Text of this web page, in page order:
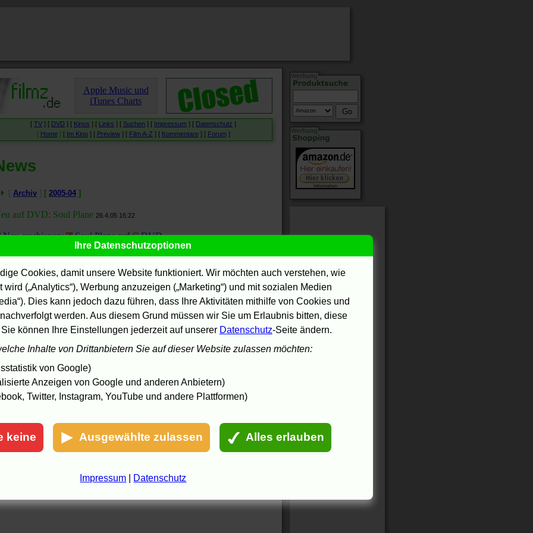
Apple Music und
iTunes Charts
[ TV ] [ DVD ] [ Kinos ] [ Links ] [ Suchen ] [ Impressum ] [ Datenschutz ]
[ Home] [ Im Kino] [ Preview] [ Film A-Z ] [ Kommentare] [ Forum]
Archiv [ 2005-04 ]
auf DVD: Soul Plane 26.4.05 16:22
Neu erschienen: Soul Planeauf DVD.
16:22 - In Partnerschaft mit Amazon.de.
Ihre Datenschutzoptionen
Cookies, damit unsere Website funktioniert. Wir möchten auch verstehen, wie
(„Analytics“), Werbung anzuzeigen („Marketing“) und mit sozialen Medien
Dies kann jedoch dazu führen, dass Ihre Aktivitäten mithilfe von Cookies und
werden. Aus diesem Grund müssen wir Sie um Erlaubnis bitten, diese
können Ihre Einstellungen jederzeit auf unserer Datenschutz-Seite ändern.
Inhalte von Drittanbietern Sie auf dieser Website zulassen möchten:
von Google)
Anzeigen von Google und anderen Anbietern)
Twitter, Instagram, YouTube und andere Plattformen)
keine Ausgewählte zulassen Alles erlauben
Impressum Datenschutz